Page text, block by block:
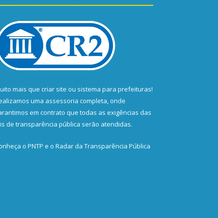
mais que criar site ou sistema para prefeituras!
uma assessoria completa, onde
em contrato que todas as exigências das
de transparência pública serão atendidas.
o PNTP e o Radar da Transparência Pública